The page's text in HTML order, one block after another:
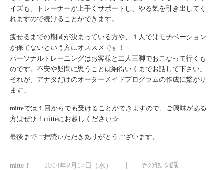
イズも、トレーナーが上手くサポートし、やる気を引き出してく
れますので続けることができます。
痩せるまでの期間が決まっている方や、１人ではモチベーション
が保てないという方にオススメです！
パーソナルトレーニングはお客様と二人三脚でおこなって行くも
のです。不安や疑問に思うことは納得いくまでお話して下さい。
それが、アナタだけのオーダーメイドプログラムの作成に繋がり
ます。
mitteでは１回からでも受けることができますので、ご興味がある
方はぜひ！mitteにお越しください☆
最後までご拝読いただきありがとうございます。
mitte-f 2014年9月17日（水） その他 知識